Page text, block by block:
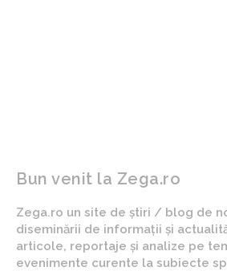
Bun venit la Zega.ro
Zega.ro un site de știri / blog de
diseminării de informații și
articole, reportaje și analize pe
evenimente curente la subiecte